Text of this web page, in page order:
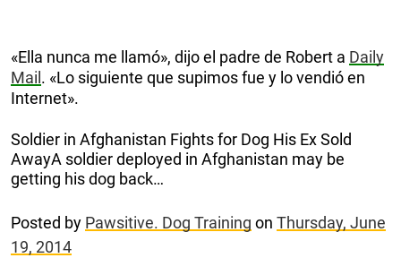
«Ella nunca me llamó», dijo el padre de Robert a Daily
Mail. «Lo siguiente que supimos fue y lo vendió en
Internet».
Soldier in Afghanistan Fights for Dog His Ex Sold
AwayA soldier deployed in Afghanistan may be
getting his dog back…
Posted by Pawsitive. Dog Training on Thursday, June
19, 2014